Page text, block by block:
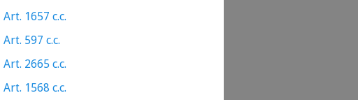
Art. 1657 c.c.
Art. 597 c.c.
Art. 2665 c.c.
Art. 1568 c.c.